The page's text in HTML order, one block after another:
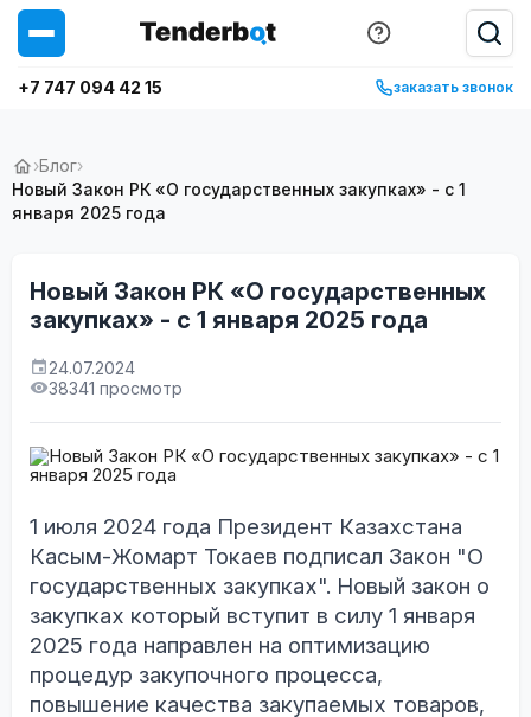
+7 747 094 42 15 заказать звонок
›Блог›
Новый Закон РК «О государственных закупках» - с 1
января 2025 года
Новый Закон РК «О государственных
закупках» - с 1 января 2025 года
24.07.2024
38341 просмотр
1 июля 2024 года Президент Казахстана
Касым-Жомарт Токаев подписал Закон "О
государственных закупках". Новый закон о
закупках который вступит в силу 1 января
2025 года направлен на оптимизацию
процедур закупочного процесса,
повышение качества закупаемых товаров,